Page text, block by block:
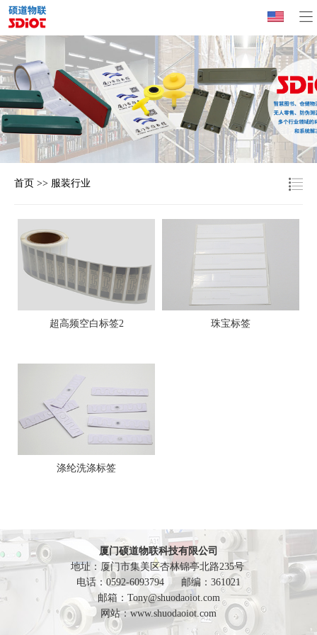
首页 >> 服装行业
超高频空白标签2 珠宝标签
涤纶洗涤标签
厦门硕道物联科技有限公司
地址：厦门市集美区杏林锦亭北路235号
电话：0592-6093794 邮编：361021
邮箱： Tony@shuodaoiot.com
网站： www.shuodaoiot.com